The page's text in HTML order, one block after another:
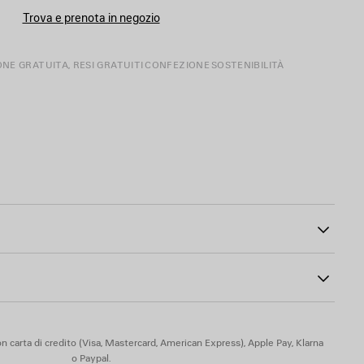
TAGLIA
Trova e prenota in negozio
GRATUITA, RESI GRATUITI CONFEZIONE SOSTENIBILITÀ
in pelle grigia sul retro
carta di credito (Visa, Mastercard, American Express), Apple Pay, Klarna
o Paypal.